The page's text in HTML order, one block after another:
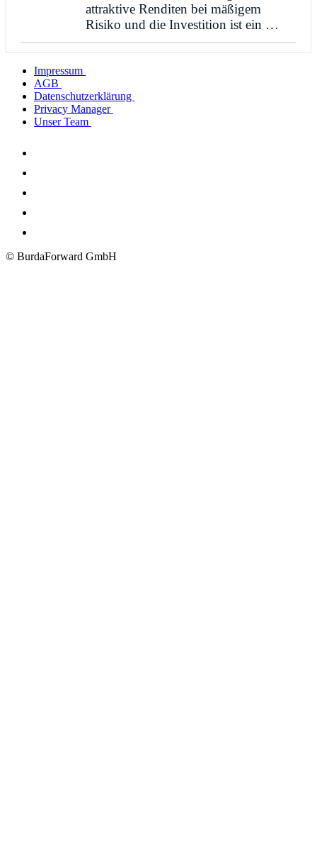
attraktive Renditen bei mäßigem
Risiko und die Investition ist ein …
Impressum
AGB
Datenschutzerklärung
Privacy Manager
Unser Team
© BurdaForward GmbH